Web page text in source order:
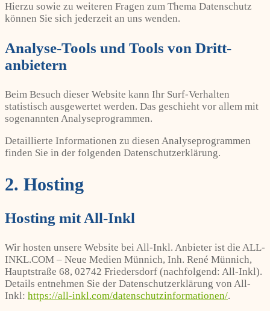
Hierzu sowie zu weiteren Fragen zum Thema Datenschutz
können Sie sich jederzeit an uns wenden.
Analyse-Tools und Tools von Dritt­
anbietern
Beim Besuch dieser Website kann Ihr Surf-Verhalten
statistisch ausgewertet werden. Das geschieht vor allem mit
sogenannten Analyseprogrammen.
Detaillierte Informationen zu diesen Analyseprogrammen
finden Sie in der folgenden Datenschutzerklärung.
2. Hosting
Hosting mit All-Inkl
Wir hosten unsere Website bei All-Inkl. Anbieter ist die ALL-
INKL.COM – Neue Medien Münnich, Inh. René Münnich,
Hauptstraße 68, 02742 Friedersdorf (nachfolgend: All-Inkl).
Details entnehmen Sie der Datenschutzerklärung von All-
Inkl: https://all-inkl.com/datenschutzinformationen/.